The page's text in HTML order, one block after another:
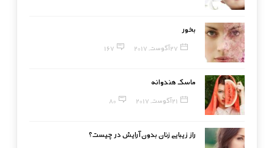
بخور
27 آگوست, 2017 167
ماسک هندوانه
21 آگوست, 2017 80
راز زیبایی زنان بدون آرایش در چیست؟